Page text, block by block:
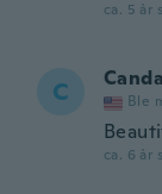
ca. 5 år
C Ble
ca. 6 år